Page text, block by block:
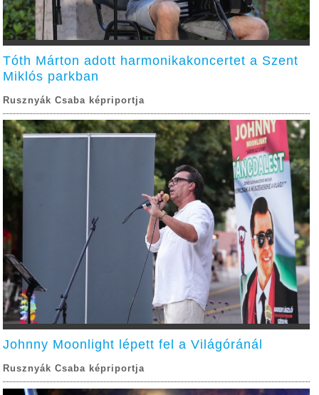
Tóth Márton adott harmonikakoncertet a Szent
Miklós parkban
Rusznyák Csaba képriportja
Johnny Moonlight lépett fel a Világóránál
Rusznyák Csaba képriportja